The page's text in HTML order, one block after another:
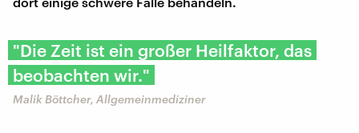
"Die Zeit ist ein großer Heilfaktor, das
beobachten wir."
Malik Böttcher, Allgemeinmediziner